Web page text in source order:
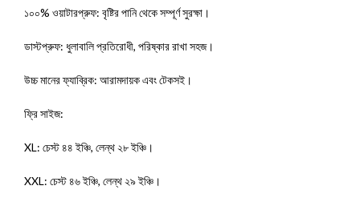
১০০% ওয়াটারপ্রুফ: বৃষ্টির পানি থেকে সম্পূর্ণ সুরক্ষা।
ডাস্টপ্রুফ: ধুলাবালি প্রতিরোধী, পরিষ্কার রাখা সহজ।
উচ্চ মানের ফ্যাব্রিক: আরামদায়ক এবং টেকসই।
ফ্রি সাইজ:
XL: চেস্ট ৪৪ ইঞ্চি, লেন্থ ২৮ ইঞ্চি।
XXL: চেস্ট ৪৬ ইঞ্চি, লেন্থ ২৯ ইঞ্চি।